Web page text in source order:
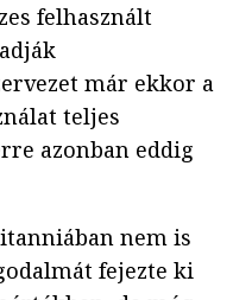
felhasznált
már ekkor a
teljes
azonban eddig
nem is
fejezte ki